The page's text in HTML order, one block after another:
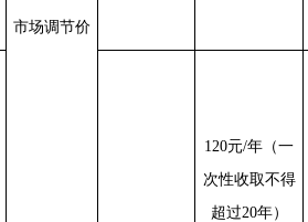
市场调节价
120元/年（一
次性收取不得
超过20年）